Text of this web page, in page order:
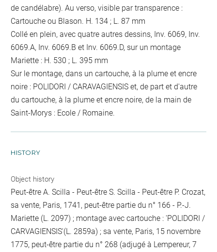
de candélabre). Au verso, visible par transparence :
Cartouche ou Blason. H. 134 ; L. 87 mm
Collé en plein, avec quatre autres dessins, Inv. 6069, Inv.
6069.A, Inv. 6069.B et Inv. 6069.D, sur un montage
Mariette : H. 530 ; L. 395 mm
Sur le montage, dans un cartouche, à la plume et encre
noire : POLIDORI / CARAVAGIENSIS et, de part et d'autre
du cartouche, à la plume et encre noire, de la main de
Saint-Morys : Ecole / Romaine.
HISTORY
Object history
Peut-être A. Scilla - Peut-être S. Scilla - Peut-être P. Crozat,
sa vente, Paris, 1741, peut-être partie du n° 166 - P.-J.
Mariette (L. 2097) ; montage avec cartouche : 'POLIDORI /
CARVAGIENSIS'(L. 2859a) ; sa vente, Paris, 15 novembre
1775, peut-être partie du n° 268 (adjugé à Lempereur, 7